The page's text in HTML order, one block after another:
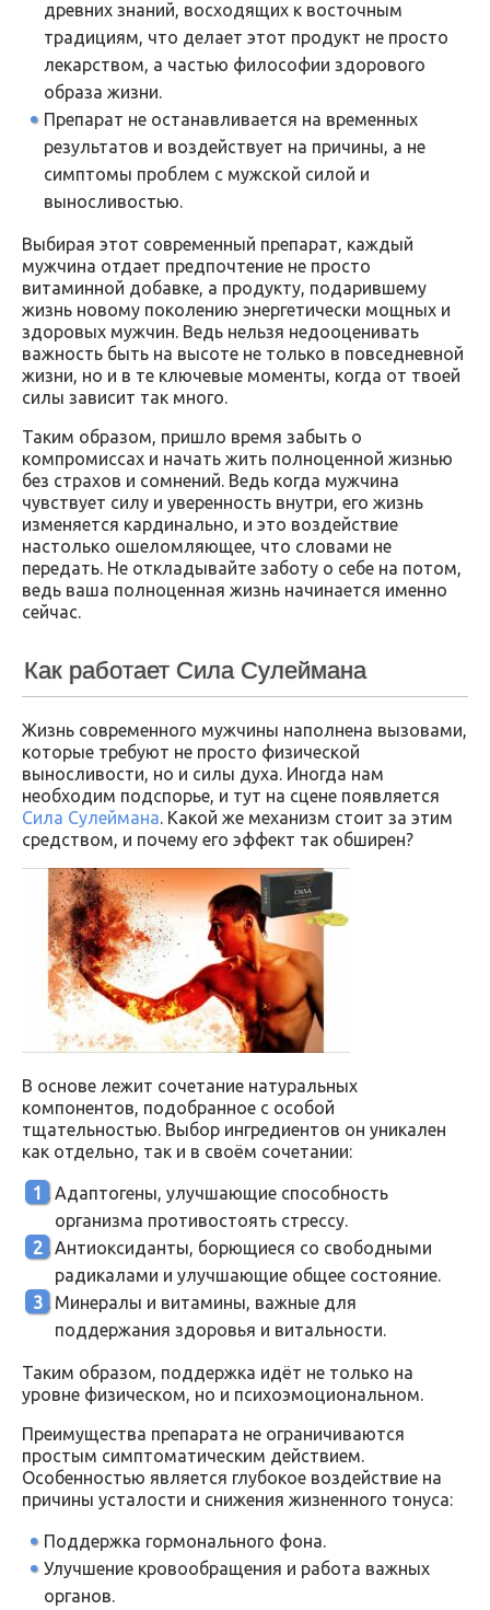
древних знаний, восходящих к восточным
традициям, что делает этот продукт не просто
лекарством, а частью философии здорового
образа жизни.
Препарат не останавливается на временных
результатов и воздействует на причины, а не
симптомы проблем с мужской силой и
выносливостью.
Выбирая этот современный препарат, каждый
мужчина отдает предпочтение не просто
витаминной добавке, а продукту, подарившему
жизнь новому поколению энергетически мощных и
здоровых мужчин. Ведь нельзя недооценивать
важность быть на высоте не только в повседневной
жизни, но и в те ключевые моменты, когда от твоей
силы зависит так много.
Таким образом, пришло время забыть о
компромиссах и начать жить полноценной жизнью
без страхов и сомнений. Ведь когда мужчина
чувствует силу и уверенность внутри, его жизнь
изменяется кардинально, и это воздействие
настолько ошеломляющее, что словами не
передать. Не откладывайте заботу о себе на потом,
ведь ваша полноценная жизнь начинается именно
сейчас.
Как работает Сила Сулеймана
Жизнь современного мужчины наполнена вызовами,
которые требуют не просто физической
выносливости, но и силы духа. Иногда нам
необходим подспорье, и тут на сцене появляется
Сила Сулеймана. Какой же механизм стоит за этим
средством, и почему его эффект так обширен?
В основе лежит сочетание натуральных
компонентов, подобранное с особой
тщательностью. Выбор ингредиентов он уникален
как отдельно, так и в своём сочетании:
Адаптогены, улучшающие способность
организма противостоять стрессу.
Антиоксиданты, борющиеся со свободными
радикалами и улучшающие общее состояние.
Минералы и витамины, важные для
поддержания здоровья и витальности.
Таким образом, поддержка идёт не только на
уровне физическом, но и психоэмоциональном.
Преимущества препарата не ограничиваются
простым симптоматическим действием.
Особенностью является глубокое воздействие на
причины усталости и снижения жизненного тонуса:
Поддержка гормонального фона.
Улучшение кровообращения и работа важных
органов.